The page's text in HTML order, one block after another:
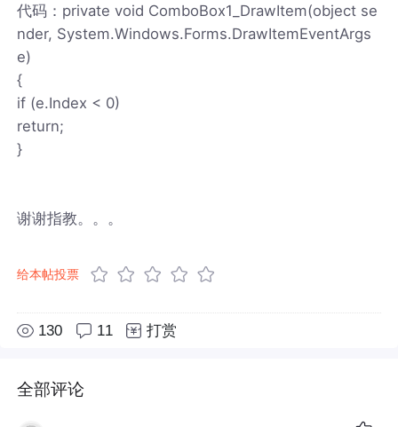
代码：private void ComboBox1_DrawItem(object se
nder, System.Windows.Forms.DrawItemEventArgs
e)
{
if (e.Index < 0)
return;
}
谢谢指教。。。
给本帖投票
130 11 打赏
全部评论